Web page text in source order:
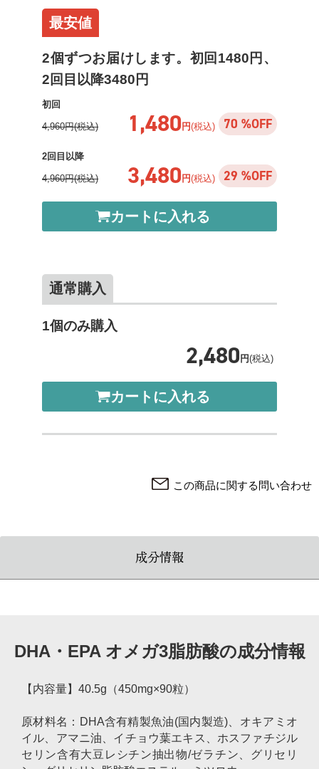
最安値
2個ずつお届けします。初回1480円、
2回目以降3480円
初回
4,960円(税込) 1,480 円(税込) 70 %OFF
2回目以降
4,960円(税込) 3,480 円(税込) 29 %OFF
カートに入れる
通常購入
1個のみ購入
2,480 円(税込)
カートに入れる
この商品に関する問い合わせ
成分情報
DHA・EPA オメガ3脂肪酸の成分情報
【内容量】40.5g（450mg×90粒）
原材料名：DHA含有精製魚油(国内製造)、オキアミオ
イル、アマニ油、イチョウ葉エキス、ホスファチジル
セリン含有大豆レシチン抽出物/ゼラチン、グリセリ